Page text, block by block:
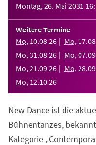
Montag, 26. Mai 2031
Weitere Termine
Mo, 10.08.26 Mo, 17.08
Mo, 31 .08.26 Mo, 07.09
Mo, 21 .09.26 Mo, 28.09
Mo, 12.10.26
New Dance ist die
Bühnentanzes,
Kategorie